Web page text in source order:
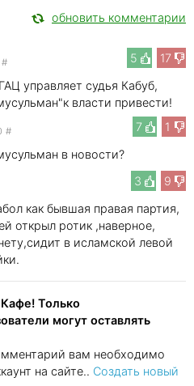
обновить комментарии
5 17
#
управляет судья Кабуб,
власти привести!
7
1
#
в новости?
3
9
как бывшая правая партия,
открыл ротик ,наверное,
в исламской левой
Только
могут оставлять
вам необходимо
на сайте.. Создать новый